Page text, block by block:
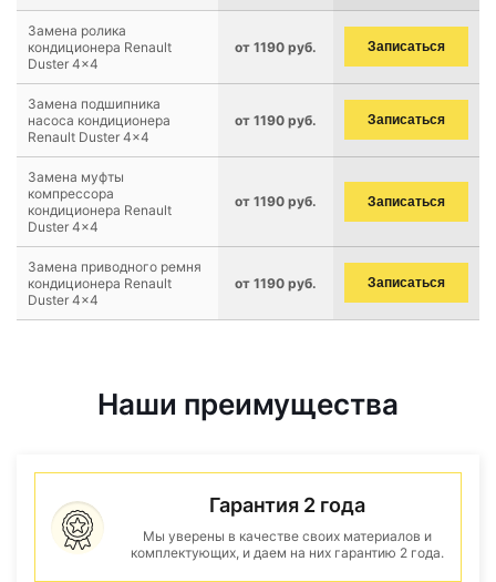
Замена ролика
кондиционера Renault
Duster 4x4
от 1190 руб. Записаться
Замена подшипника
насоса кондиционера
Renault Duster 4x4
от 1190 руб. Записаться
Замена муфты
компрессора
кондиционера Renault
Duster 4x4
от 1190 руб. Записаться
Замена приводного ремня
кондиционера Renault
Duster 4x4
от 1190 руб. Записаться
Наши преимущества
Гарантия 2 года
Мы уверены в качестве своих материалов и
комплектующих, и даем на них гарантию 2 года.